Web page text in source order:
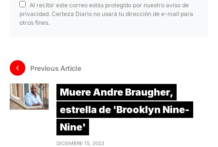
Al recibir este correo estás protegido por nuestro aviso de
privacidad. Certeza Diario no usará tu dirección de e-mail para
otros fines.
Previous Article
Muere Andre Braugher,
estrella de 'Brooklyn Nine-
Nine'
DICIEMBRE 15, 2023